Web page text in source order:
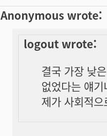
Anonymous wrote:
logout wrote:
결국 가장 낮
없었다는 얘
제가 사회적